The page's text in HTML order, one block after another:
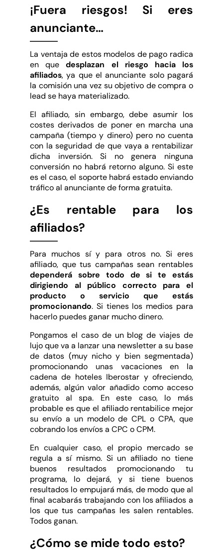
¡Fuera riesgos! Si eres
anunciante…
La ventaja de estos modelos de pago radica
en quedesplazan el riesgo hacia los
afiliados, ya que el anunciante solo pagará
la comisión una vez su objetivo de compra o
lead se haya materializado.
El afiliado, sin embargo, debe asumir los
costes derivados de poner en marcha una
campaña (tiempo y dinero) pero no cuenta
con la seguridad de que vaya a rentabilizar
dicha inversión. Si no genera ninguna
conversión no habrá retorno alguno. Si este
es el caso, el soporte habrá estado enviando
tráfico al anunciante de forma gratuita.
¿Es rentable para los
afiliados?
Para muchos sí y para otros no. Si eres
afiliado, que tus campañas sean rentables
dependerá sobre todo de si te estás
dirigiendo al público correcto para el
producto o servicio que estás
promocionando. Si tienes los medios para
hacerlo puedes ganar mucho dinero.
Pongamos el caso de un blog de viajes de
lujo que va a lanzar una newsletter a su base
de datos (muy nicho y bien segmentada)
promocionando unas vacaciones en la
cadena de hoteles Iberostar y ofreciendo,
además, algún valor añadido como acceso
gratuito al spa. En este caso, lo más
probable es que el afiliado rentabilice mejor
su envío a un modelo de CPL o CPA, que
cobrando los envíos a CPC o CPM.
En cualquier caso, el propio mercado se
regula a sí mismo. Si un afiliado no tiene
buenos resultados promocionando tu
programa, lo dejará, y si tiene buenos
resultados lo empujará más, de modo que al
final acabarás trabajando con los afiliados a
los que tus campañas les salen rentables.
Todos ganan.
¿Cómo se mide todo esto?